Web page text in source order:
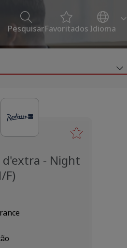
PesquisarFavoritados Idioma
- Night
F)